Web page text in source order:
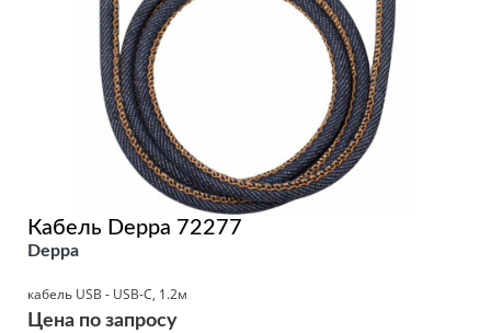
Кабель Deppa 72277
Deppa
кабель USB - USB-C, 1.2м
Цена по запросу